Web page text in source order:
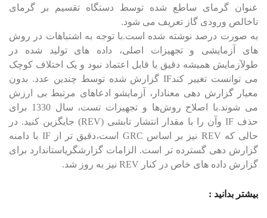
عنوان گرمای ساطع شده توسط دستگاه تقسیم بر گرمای
ناخالص ورودی گاز تعریف می شود.
به صورت درصد نوشته شده است.با توجه به اشتباهات در روش
های آزمایشی و تجهیزات اصلی، داده های تولید شده در
طولآزمایش همیشه دقیق یا قابل اعتماد نبود و یک اختلاف کوچک
می توانست تغییر کندIF گزارش شده توسط چندین عدد. بدون
معیار گزارش دهی معنادار، آزمایشو ادعاهای مرتبط بی ارزش
می شوند.با اصلاح روش‌ها و تجهیزات تست، سال 1330 برای
حذف IF وآن را با مقدار انتشار تابشی (REV) جایگزین کنید. در
حالی که REV نیز بر اساس GRC است،دقیق تر از IF با دامنه
گزارش دهی گسترده تر است. الزامات گزارشگریاستاندارد برای
گزارش داده های خاص در کنار REV نیز به روز شد.
بیشتر بدانید :